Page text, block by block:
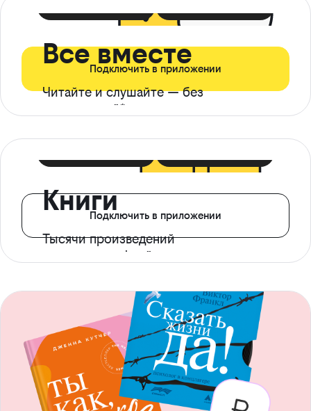
Все вместе
Читайте и слушайте — без
ограничений*
Подключить в приложении
Книги
Тысячи произведений
с доступом офлайн
Подключить в приложении